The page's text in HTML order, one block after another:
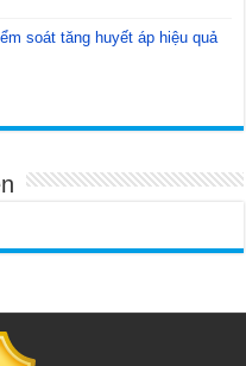
soát tăng huyết áp hiệu quả